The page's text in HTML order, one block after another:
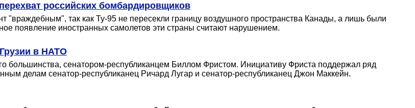
российских бомбардировщиков
так как Ту-95 не пересекли границу воздушного пространства Канады, а лишь были
появление иностранных самолетов эти страны считают нарушением.
в НАТО
большинства, сенатором-республиканцем Биллом Фристом. Инициативу Фриста поддержал ряд
делам сенатор-республиканец Ричард Лугар и сенатор-республиканец Джон Маккейн.